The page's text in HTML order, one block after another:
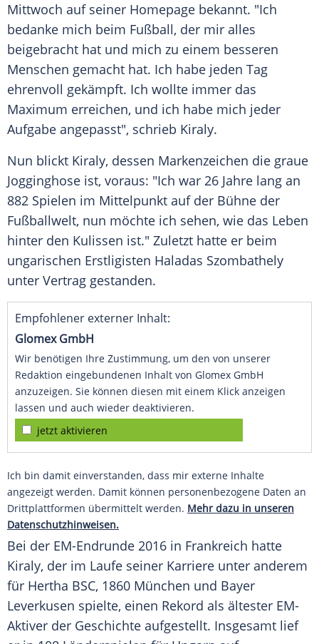
Mittwoch auf seiner Homepage bekannt. "Ich
bedanke mich beim Fußball, der mir alles
beigebracht hat und mich zu einem besseren
Menschen gemacht hat. Ich habe jeden Tag
ehrenvoll gekämpft. Ich wollte immer das
Maximum erreichen, und ich habe mich jeder
Aufgabe angepasst", schrieb Kiraly.
Nun blickt Kiraly, dessen Markenzeichen die graue
Jogginghose ist, voraus: "Ich war 26 Jahre lang an
882 Spielen im Mittelpunkt auf der Bühne der
Fußballwelt, nun möchte ich sehen, wie das Leben
hinter den Kulissen ist." Zuletzt hatte er beim
ungarischen Erstligisten Haladas Szombathely
unter Vertrag gestanden.
Empfohlener externer Inhalt:
Glomex GmbH
Wir benötigen Ihre Zustimmung, um den von unserer
Redaktion eingebundenen Inhalt von Glomex GmbH
anzuzeigen. Sie können diesen mit einem Klick anzeigen
lassen und auch wieder deaktivieren.
jetzt aktivieren
Ich bin damit einverstanden, dass mir externe Inhalte
angezeigt werden. Damit können personenbezogene Daten an
Drittplattformen übermittelt werden. Mehr dazu in unseren
Datenschutzhinweisen.
Bei der EM-Endrunde 2016 in Frankreich hatte
Kiraly, der im Laufe seiner Karriere unter anderem
für Hertha BSC, 1860 München und Bayer
Leverkusen spielte, einen Rekord als ältester EM-
Aktiver der Geschichte aufgestellt. Insgesamt lief